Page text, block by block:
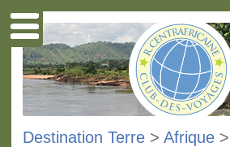
Destination Terre > Afrique >